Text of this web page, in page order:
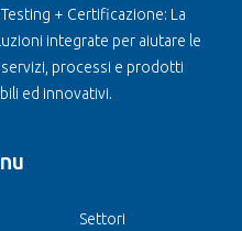
+ Certificazione: La
integrate per aiutare le
processi e prodotti
ed innovativi.
Settori